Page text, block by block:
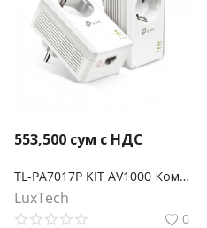
553,500 сум с НДС
TL-PA7017P KIT AV1000 Комплект гигабитных Powerline-адаптеров со встроенной розеткой
LuxTech
0